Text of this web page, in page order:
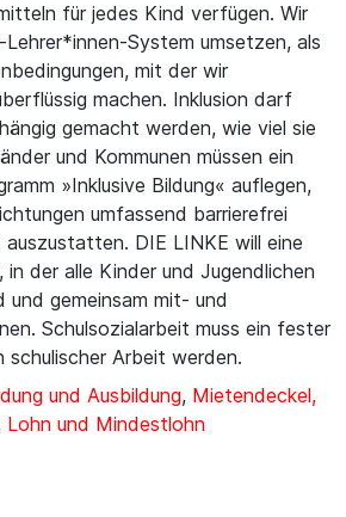
für jedes Kind verfügen. Wir
System umsetzen, als
mit der wir
machen. Inklusion darf
gemacht werden, wie viel sie
und Kommunen müssen ein
»Inklusive Bildung« auflegen,
umfassend barrierefrei
auszustatten. DIE LINKE will eine
in der alle Kinder und Jugendlichen
und gemeinsam mit- und
Schulsozialarbeit muss ein fester
Arbeit werden.
und Ausbildung, Mietendeckel,
Lohn und Mindestlohn